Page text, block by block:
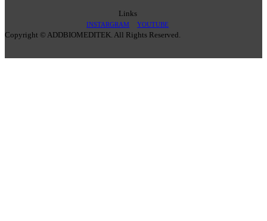
Links
INSTARGRAM YOUTUBE
Copyright © ADDBIOMEDITEK. All Rights Reserved.